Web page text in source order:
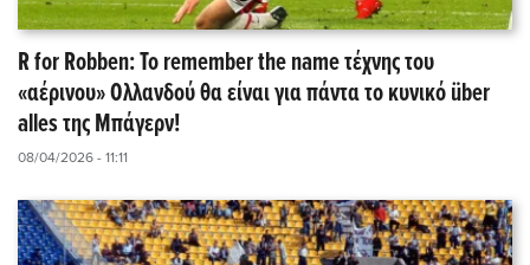
R for Robben: Το remember the name τέχνης του
«αέρινου» Ολλανδού θα είναι για πάντα το κυνικό über
alles της Μπάγερν!
08/04/2026 - 11:11